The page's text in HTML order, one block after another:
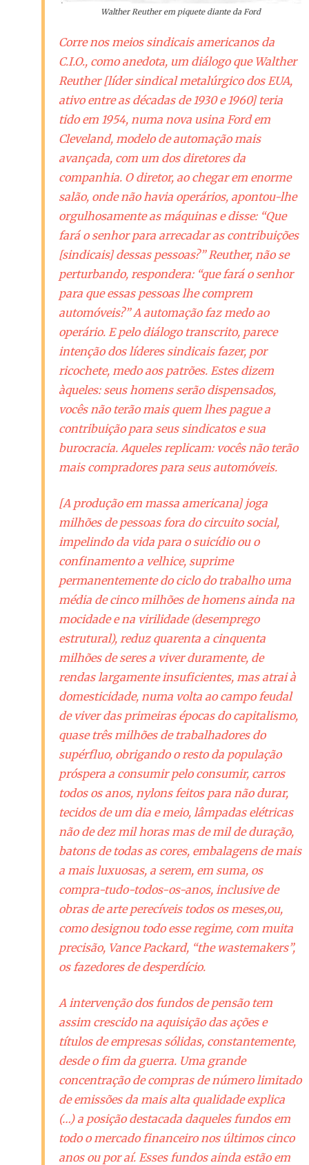
Walther Reuther em piquete diante da Ford
Corre nos meios sindicais americanos da
C.I.O., como anedota, um diálogo que Walther
Reuther[líder sindical metalúrgico dos EUA,
ativo entre as décadas de 1930 e 1960]teria
tido em 1954, numa nova usina Ford em
Cleveland, modelo de automação mais
avançada, com um dos diretores da
companhia. O diretor, ao chegar em enorme
salão, onde não havia operários, apontou-lhe
orgulhosamente as máquinas e disse: “Que
fará o senhor para arrecadar as contribuições
[sindicais]dessas pessoas?” Reuther, não se
perturbando, respondera: “que fará o senhor
para que essas pessoaslhe comprem
automóveis?” A automação faz medo ao
operário. E pelo diálogo transcrito, parece
intenção dos líderes sindicais fazer, por
ricochete, medo aos patrões. Estes dizem
àqueles: seus homens serão dispensados,
vocês não terão mais quem lhes pague a
contribuição para seus sindicatos e sua
burocracia. Aqueles replicam: vocês não terão
mais compradores para seus automóveis.
[A produção em massa americana]joga
milhões de pessoas fora do circuito social,
impelindo da vida para o suicídio ou o
confinamento a velhice, suprime
permanentemente do ciclo do trabalho uma
média de cinco milhões de homens ainda na
mocidade e na virilidade (desemprego
estrutural), reduz quarenta a cinquenta
milhões de seres a viver duramente, de
rendas largamente insuficientes, mas atrai à
domesticidade, numa volta ao campo feudal
de viver das primeiras épocas do capitalismo,
quase três milhões de trabalhadores do
supérfluo, obrigando o resto da população
próspera a consumir pelo consumir, carros
todos os anos, nylons feitos para não durar,
tecidos de um dia e meio, lâmpadas elétricas
não de dez mil horas mas de mil de duração,
batons de todas as cores, embalagens de mais
a mais luxuosas, a serem, em suma, os
compra-tudo-todos-os-anos, inclusive de
obras de arte perecíveis todos os meses,ou,
como designou todo esse regime, com muita
precisão, Vance Packard, “the wastemakers”,
os fazedores de desperdício.
A intervenção dos fundos de pensão tem
assim crescido na aquisição das ações e
títulos de empresas sólidas, constantemente,
desde o fim da guerra. Uma grande
concentração de compras de número limitado
de emissões da mais alta qualidade explica
(…) a posição destacada daqueles fundos em
todo o mercado financeiro nos últimos cinco
anos ou por aí. Esses fundos ainda estão em